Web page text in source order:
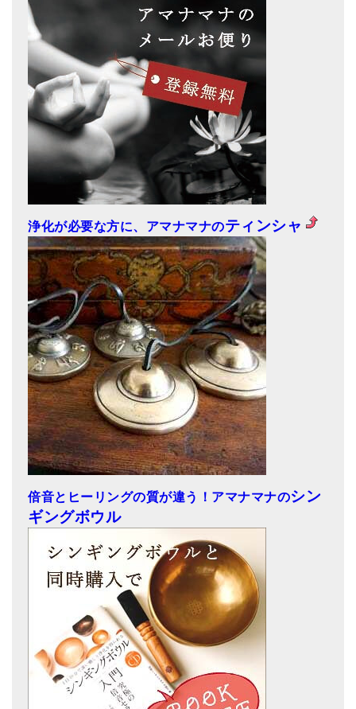
浄化が必要な方に、アマナマナのティンシャ
倍音とヒーリングの質が違う！アマナマナのシン
ギングボウル